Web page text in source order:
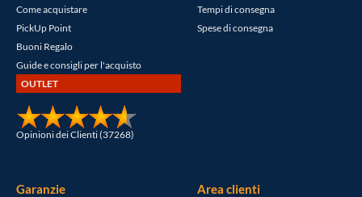
Come acquistare
PickUp Point
Buoni Regalo
Guide e consigli per l'acquisto
OUTLET
Opinioni dei Clienti (37268)
Tempi di consegna
Spese di consegna
Garanzie Area clienti